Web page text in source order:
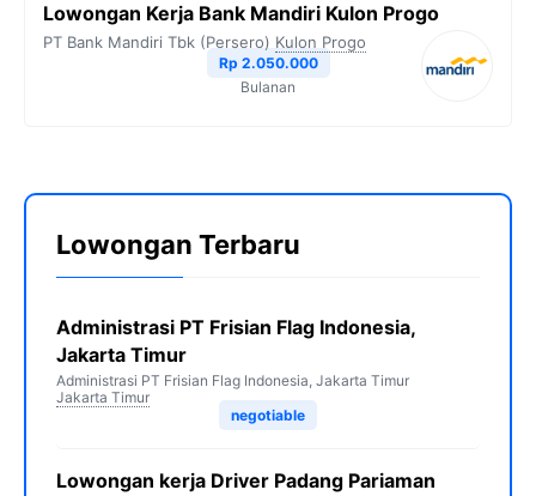
Lowongan Kerja Bank Mandiri Kulon Progo
PT Bank Mandiri Tbk (Persero) Kulon Progo
Rp 2.050.000
Bulanan
Lowongan Terbaru
Administrasi PT Frisian Flag Indonesia,
Jakarta Timur
Administrasi PT Frisian Flag Indonesia, Jakarta Timur
Jakarta Timur
negotiable
Lowongan kerja Driver Padang Pariaman